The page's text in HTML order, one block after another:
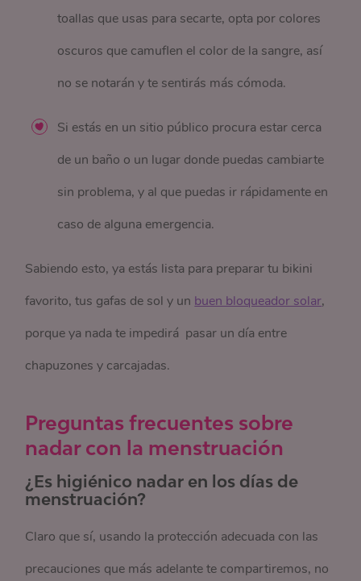
toallas que usas para secarte, opta por colores
oscuros que camuflen el color de la sangre, así
no se notarán y te sentirás más cómoda.
Si estás en un sitio público procura estar cerca
de un baño o un lugar donde puedas cambiarte
sin problema, y al que puedas ir rápidamente en
caso de alguna emergencia.
Sabiendo esto, ya estás lista para preparar tu bikini
favorito, tus gafas de sol y un buen bloqueador solar,
porque ya nada te impedirá pasar un día entre
chapuzones y carcajadas.
Preguntas frecuentes sobre
nadar con la menstruación
¿Es higiénico nadar en los días de
menstruación?
Claro que sí, usando la protección adecuada con las
precauciones que más adelante te compartiremos, no